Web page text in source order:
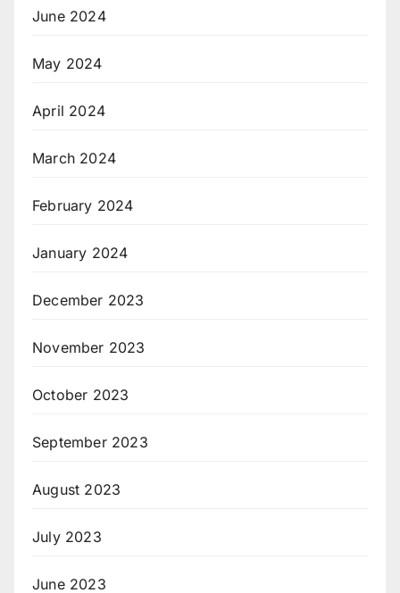
June 2024
May 2024
April 2024
March 2024
February 2024
January 2024
December 2023
November 2023
October 2023
September 2023
August 2023
July 2023
June 2023